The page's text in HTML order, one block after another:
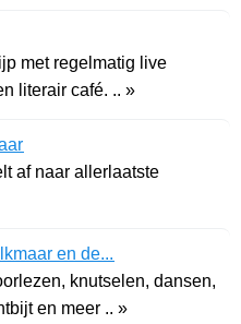
met regelmatig live
literair café. .. »
af naar allerlaatste
en de...
knutselen, dansen,
en meer .. »